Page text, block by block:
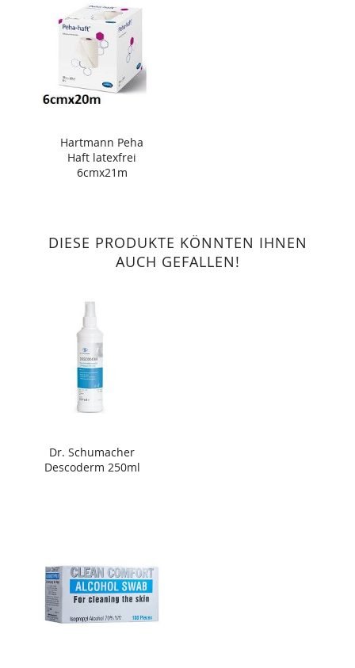
Hartmann Peha
Haft latexfrei
6cmx21m
DIESE PRODUKTE KÖNNTEN IHNEN
AUCH GEFALLEN!
Dr. Schumacher
Descoderm 250ml